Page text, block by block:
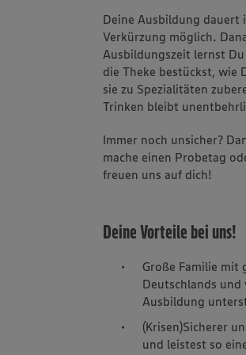
Deine Ausbildung dauert
Verkürzung möglich.
Ausbildungszeit lernst
die Theke bestückst, wie
sie zu Spezialitäten
Trinken bleibt
Immer noch unsicher?
mache einen Probetag
freuen uns auf dich!
Deine Vorteile bei uns!
Große Familie mit
Deutschlands
Ausbildung
(Krisen)Sicherer
und leistest so